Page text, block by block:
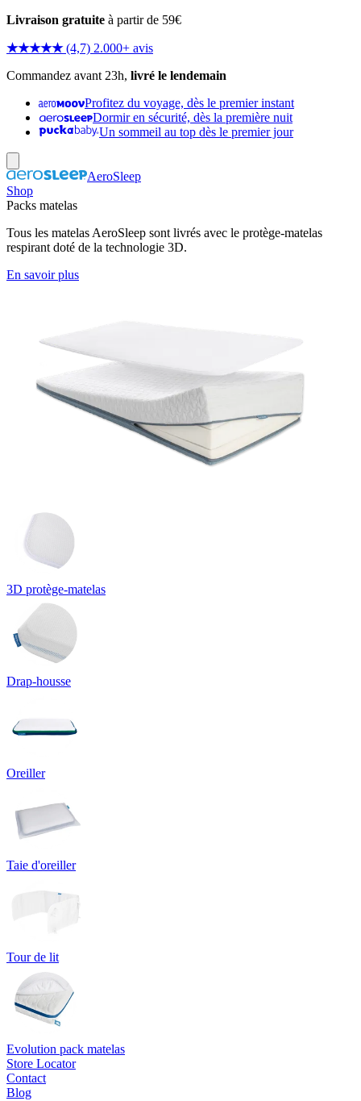
Livraison gratuite à partir de 59€
★★★★★ (4,7) 2.000+ avis
Commandez avant 23h, livré le lendemain
Profitez du voyage, dès le premier instant
Dormir en sécurité, dès la première nuit
Un sommeil au top dès le premier jour
AeroSleep
Shop
Packs matelas
Tous les matelas AeroSleep sont livrés avec le protège-matelas
respirant doté de la technologie 3D.
En savoir plus
3D protège-matelas
Drap-housse
Oreiller
Taie d'oreiller
Tour de lit
Evolution pack matelas
Store Locator
Contact
Blog